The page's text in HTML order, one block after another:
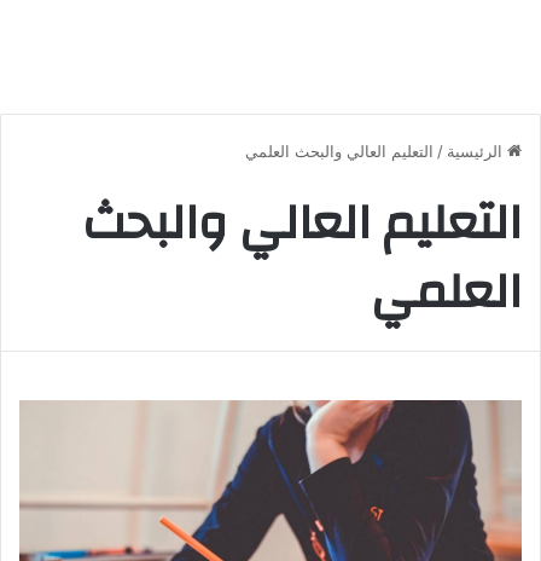
الرئيسية / التعليم العالي والبحث العلمي
التعليم العالي والبحث
العلمي